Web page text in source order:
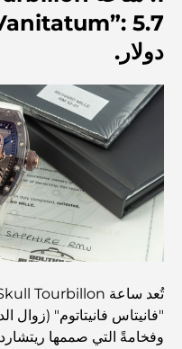
Scenic Routes
Metro Network
أفضل المقاهي في دبي
الرائع والمناظر
مطاعم بإطلالة على
دليل شامل لأندية شاطئ
المطاعم الإيطالية في
المدينة
دولار.
"فانيتاس فانيتاتوم" (زوال
وفخامةً التي صممها